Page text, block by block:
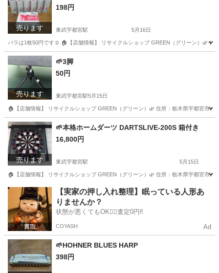
売ります
198円
東武宇都宮駅 5月16日
バラは1枚50円です☺ 🏠【店舗情報】 リサイクルショップ GREEN（グリーン）🌿
栃木 宇都宮市 東武宇都宮駅
SONY
売ります
‪🌱‬3脚
50円
東武宇都宮駅5月15日
🏠【店舗情報】 リサイクルショップ GREEN（グリーン）🌿 住所：栃木県宇都宮市
栃木 宇都宮市 東武宇都宮駅
売ります
‪🌱‬本格ホームダーツ DARTSLIVE-200S 箱付き
16,800円
東武宇都宮駅 5月15日
🏠【店舗情報】 リサイクルショップ GREEN（グリーン）🌿 住所：栃木県宇都宮市
栃木 宇都宮市 東武宇都宮駅 ダーツ DARTSLIVE
【実家の押し入れ整理】眠っている人形あ
りませんか？
状態が悪くてもOK🙆‍♀️査定0円‼️
COYASH Ad
‪🌱‬HOHNER BLUES HARP
398円